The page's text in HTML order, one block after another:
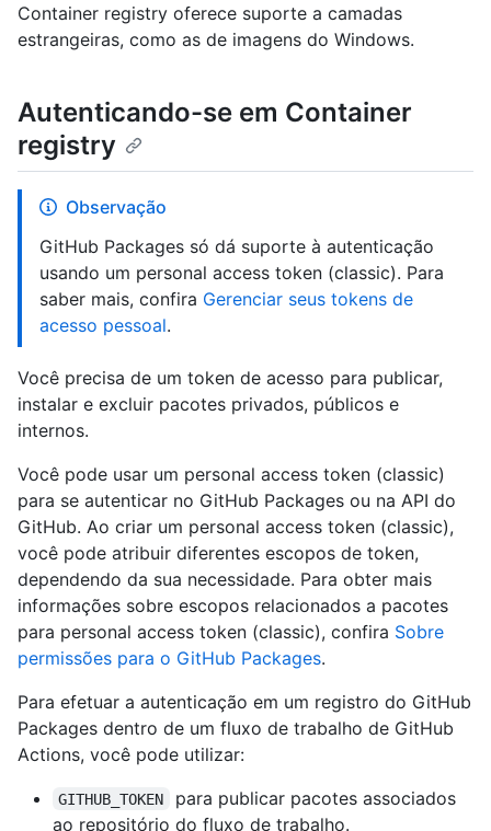
Container registry oferece suporte a camadas
estrangeiras, como as de imagens do Windows.
Autenticando-se em Container
registry
Observação
GitHub Packages só dá suporte à autenticação
usando um personal access token (classic). Para
saber mais, confira Gerenciar seus tokens de
acesso pessoal.
Você precisa de um token de acesso para publicar,
instalar e excluir pacotes privados, públicos e
internos.
Você pode usar um personal access token (classic)
para se autenticar no GitHub Packages ou na API do
GitHub. Ao criar um personal access token (classic),
você pode atribuir diferentes escopos de token,
dependendo da sua necessidade. Para obter mais
informações sobre escopos relacionados a pacotes
para personal access token (classic), confira Sobre
permissões para o GitHub Packages.
Para efetuar a autenticação em um registro do GitHub
Packages dentro de um fluxo de trabalho de GitHub
Actions, você pode utilizar:
GITHUB_TOKEN
para publicar pacotes associados
ao repositório do fluxo de trabalho.